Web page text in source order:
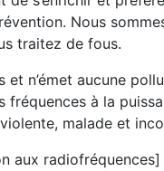
Nous
traitez de fous.
n’émet aucune
à la
malade et
radiofréquences]